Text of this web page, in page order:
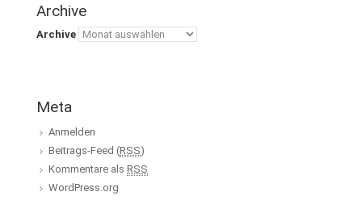
Archive
Archive
Meta
Anmelden
Beitrags-Feed (RSS)
Kommentare als RSS
WordPress.org